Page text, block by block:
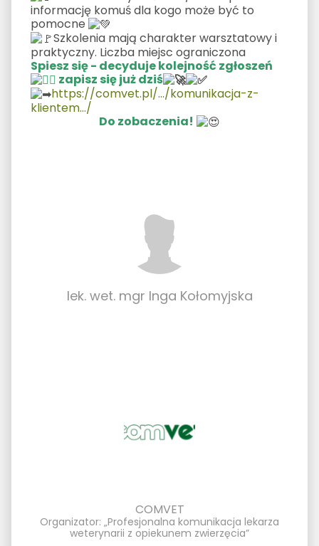
informację komuś dla kogo może być to
pomocne
Szkolenia mają charakter warsztatowy i
praktyczny. Liczba miejsc ograniczona
Spiesz się - decyduje kolejność zgłoszeń
zapisz się już dziś
https://comvet.pl/.../komunikacja-z-
klientem.../
Do zobaczenia!
lek. wet. mgr Inga Kołomyjska
COMVET
Organizator: „Profesjonalna komunikacja lekarza
weterynarii z opiekunem zwierzęcia”